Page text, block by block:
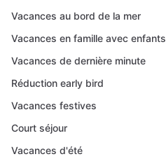
Vacances au bord de la mer
Vacances en famille avec enfants
Vacances de dernière minute
Réduction early bird
Vacances festives
Court séjour
Vacances d'été